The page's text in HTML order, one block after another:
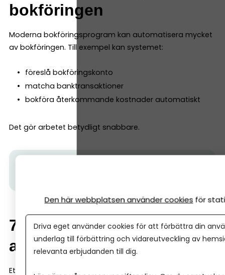
bokföringen
Moderna bokföringsprogram kan automatisera mycket
av bokföringen. Till exempel kan systemet:
föreslå bokföringskonto
matcha banktransaktioner
bokföra återkommande kostnader automatiskt
Det gör arbetet betydligt snabbare.
7. Rapporter som är lätta
att förstå
Ett bra bokföringsprogram ska inte bara registrera
Den här webbplatsen använder cookies för
Driva eget använder cookies för att förbättra din
underlag till förbättring och vidareutveckling av
relevanta erbjudanden till dig.